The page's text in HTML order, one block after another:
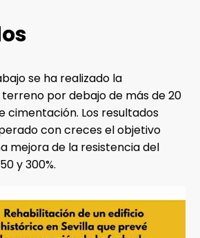
se ha realizado la
por debajo de más de 20
cimentación. Los resultados
con creces el objetivo
mejora de la resistencia del
y 300%.